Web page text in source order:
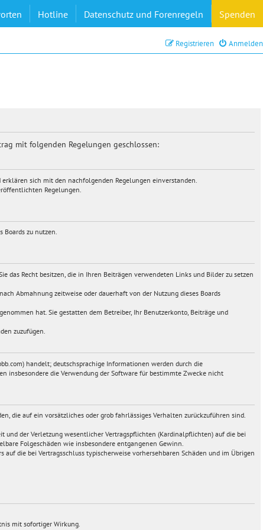
Hotline Datenschutz und Forenregeln Spenden
Anmelden
Registrieren
mit folgenden Regelungen geschlossen:
erklären sich mit den nachfolgenden Regelungen einverstanden.
Regelungen.
Boards zu nutzen.
das Recht besitzen, die in Ihren Beiträgen verwendeten Links und Bilder zu setzen
Abmahnung zeitweise oder dauerhaft von der Nutzung dieses Boards
hat. Sie gestatten dem Betreiber, Ihr Benutzerkonto, Beiträge und
zuzufügen.
handelt; deutschsprachige Informationen werden durch die
insbesondere die Verwendung der Software für bestimmte Zwecke nicht
die auf ein vorsätzliches oder grob fahrlässiges Verhalten zurückzuführen sind.
und der Verletzung wesentlicher Vertragspflichten (Kardinalpflichten) auf die bei
Folgeschäden wie insbesondere entgangenen Gewinn.
die bei Vertragsschluss typischerweise vorhersehbaren Schäden und im Übrigen
mit sofortiger Wirkung.